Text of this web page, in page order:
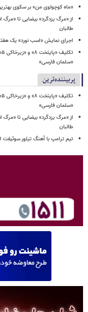
«ماه کوچولوی من» بر سکوی
از «مرگ یزدگرد» بیضایی تا
طالبان
اجرای نمایش «اسب نورد» یک
«سلمان فارسی»
پربیننده‌ترین
«سلمان فارسی»
از «مرگ یزدگرد» بیضایی تا
طالبان
تیم ترامپ با آهنگ تیلور